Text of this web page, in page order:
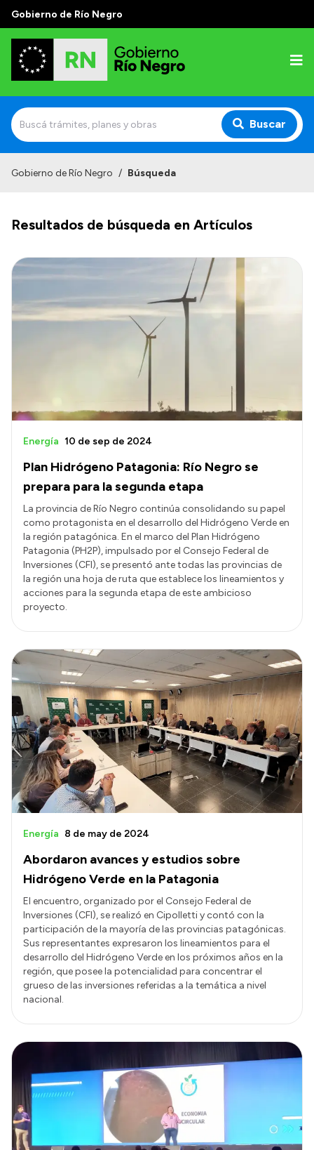
Gobierno de Río Negro
Buscar
Prensa
Autoridades y Organismos
Discursos en la Legislatura
Casa de Gobierno
Invertí en Río Negro
Transparencia
Presupuesto
Boletín Oficial
Compras y licitaciones
Consulta de expedientes
Consulta de pago a proveedores
Convocatorias
Login
Gobierno de Río Negro / Búsqueda
Resultados de búsqueda en Artículos
Plan Hidrógeno Patagonia: Río Negro se
prepara para la segunda etapa
Energía 10 de sep de 2024
La provincia de Río Negro continúa consolidando su papel
como protagonista en el desarrollo del Hidrógeno Verde en
la región patagónica. En el marco del Plan Hidrógeno
Patagonia (PH2P), impulsado por el Consejo Federal de
Inversiones (CFI), se presentó ante todas las provincias de
la región una hoja de ruta que establece los lineamientos y
acciones para la segunda etapa de este ambicioso
proyecto.
Abordaron avances y estudios sobre
Hidrógeno Verde en la Patagonia
Energía 8 de may de 2024
El encuentro, organizado por el Consejo Federal de
Inversiones (CFI), se realizó en Cipolletti y contó con la
participación de la mayoría de las provincias patagónicas.
Sus representantes expresaron los lineamientos para el
desarrollo del Hidrógeno Verde en los próximos años en la
región, que posee la potencialidad para concentrar el
grueso de las inversiones referidas a la temática a nivel
nacional.